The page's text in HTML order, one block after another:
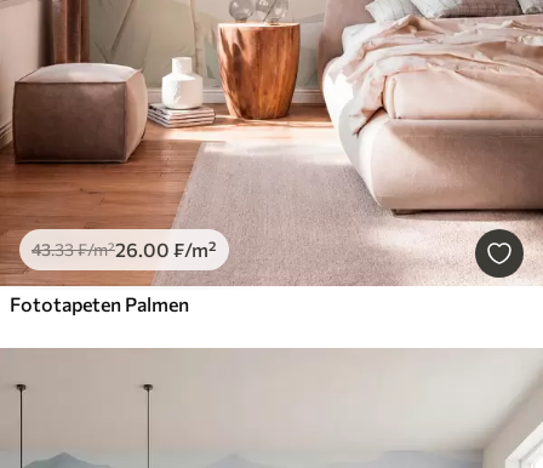
43.33₣/m²26.00 ₣/m²
Fototapeten Palmen